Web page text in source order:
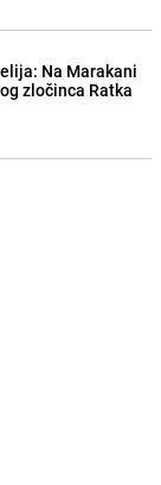
Na Marakani
zločinca Ratka